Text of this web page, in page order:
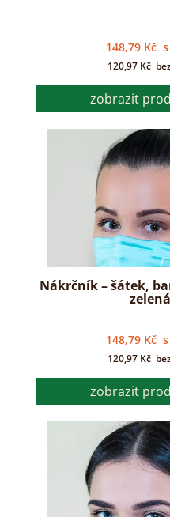
148,79 Kč
120,97 Kč
zobrazit
Nákrčník – šátek,
zelená
148,79 Kč
120,97 Kč
zobrazit